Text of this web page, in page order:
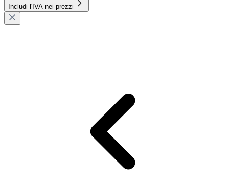
Includi l'IVA nei prezzi